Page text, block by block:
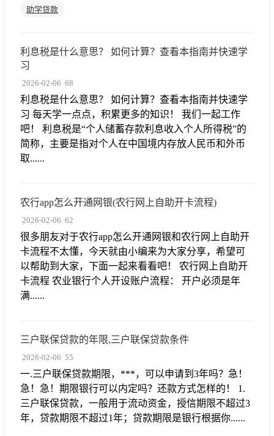
助学贷款
利息税是什么意思？ 如何计算？查看本指南并快速学
习
2026-02-06 68
利息税是什么意思？ 如何计算？查看本指南并快速学
习 每天学一点点，积累更多的知识！ 我们一起工作
吧！ 利息税是“个人储蓄存款利息收入个人所得税”的
简称，主要是指对个人在中国境内存放人民币和外币
取......
农行app怎么开通网银(农行网上自助开卡流程)
2026-02-06 62
很多朋友对于农行app怎么开通网银和农行网上自助开
卡流程不太懂，今天就由小编来为大家分享，希望可
以帮助到大家，下面一起来看看吧！ 农行网上自助开
卡流程 农业银行个人开设账户流程： 开户必须是年
满......
三户联保贷款的年限,三户联保贷款条件
2026-02-06 55
一.三户联保贷款期限，***，可以申请到3年吗？急！
急！急！期限银行可以内定吗？还款方式怎样的！ 1.
三户联保贷款，一般用于流动资金，授信期限不超过3
年，贷款期限不超过1年；贷款期限是银行根据你......